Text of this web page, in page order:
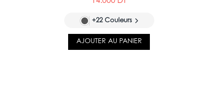
+22 Couleurs
AJOUTER AU PANIER